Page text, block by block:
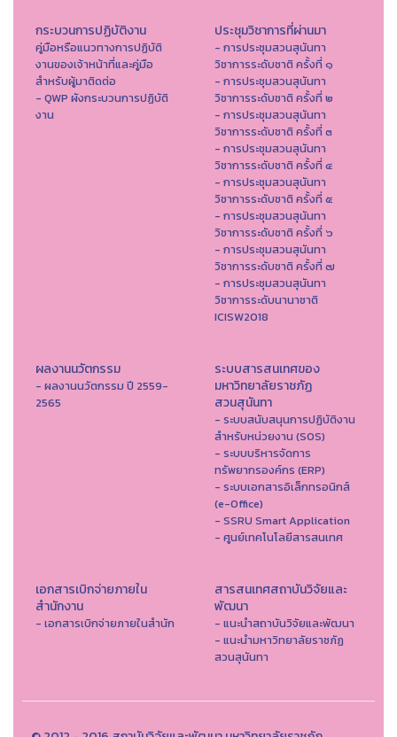
กระบวนการปฏิบัติงาน
คู่มือหรือแนวทางการปฏิบัติ
งานของเจ้าหน้าที่และคู่มือ
สำหรับผู้มาติดต่อ
- QWP ผังกระบวนการปฏิบัติ
งาน
ประชุมวิชาการที่ผ่านมา
- การประชุมสวนสุนันทา
วิชาการระดับชาติ ครั้งที่ ๑
- การประชุมสวนสุนันทา
วิชาการระดับชาติ ครั้งที่ ๒
- การประชุมสวนสุนันทา
วิชาการระดับชาติ ครั้งที่ ๓
- การประชุมสวนสุนันทา
วิชาการระดับชาติ ครั้งที่ ๔
- การประชุมสวนสุนันทา
วิชาการระดับชาติ ครั้งที่ ๕
- การประชุมสวนสุนันทา
วิชาการระดับชาติ ครั้งที่ ๖
- การประชุมสวนสุนันทา
วิชาการระดับชาติ ครั้งที่ ๗
- การประชุมสวนสุนันทา
วิชาการระดับนานาชาติ
ICISW2018
ผลงานนวัตกรรม
- ผลงานนวัตกรรม ปี 2559-
2565
ระบบสารสนเทศของ
มหาวิทยาลัยราชภัฏ
สวนสุนันทา
- ระบบสนับสนุนการปฏิบัติงาน
สำหรับหน่วยงาน (SOS)
- ระบบบริหารจัดการ
ทรัพยากรองค์กร (ERP)
- ระบบเอกสารอิเล็กทรอนิกส์
(e-Office)
- SSRU Smart Application
- ศูนย์เทคโนโลยีสารสนเทศ
เอกสารเบิกจ่ายภายใน
สำนักงาน
- เอกสารเบิกจ่ายภายในสำนัก
สารสนเทศสถาบันวิจัยและ
พัฒนา
- แนะนำสถาบันวิจัยและพัฒนา
- แนะนำมหาวิทยาลัยราชภัฏ
สวนสุนันทา